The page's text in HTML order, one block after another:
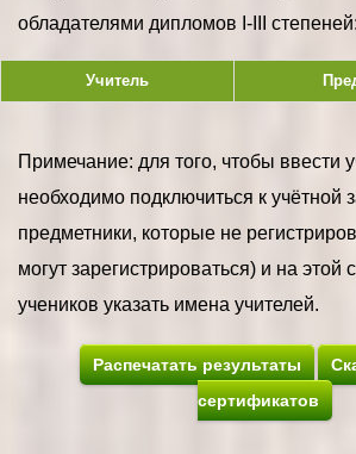
обладателями дипломов I-III степеней:
Учитель
Примечание: для того, чтобы ввести
необходимо подключиться к учётной
предметники, которые не
могут зарегистрироваться) и на этой
учеников указать имена учителей.
Распечатать результаты
сертификатов